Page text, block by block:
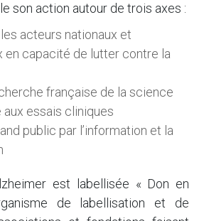
son action autour de trois axes :
acteurs nationaux et
en capacité de lutter contre la
française de la science
essais cliniques
public par l’information et la
est labellisée « Don en
de labellisation et de